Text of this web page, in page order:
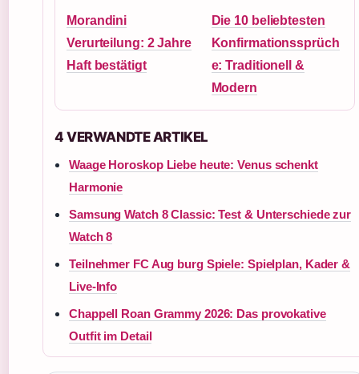
Morandini
Verurteilung: 2 Jahre
Haft bestätigt
Die 10 beliebtesten
Konfirmationssprüch
e: Traditionell &
Modern
4 VERWANDTE ARTIKEL
Waage Horoskop Liebe heute: Venus schenkt
Harmonie
Samsung Watch 8 Classic: Test & Unterschiede zur
Watch 8
Teilnehmer FC Aug burg Spiele: Spielplan, Kader &
Live-Info
Chappell Roan Grammy 2026: Das provokative
Outfit im Detail